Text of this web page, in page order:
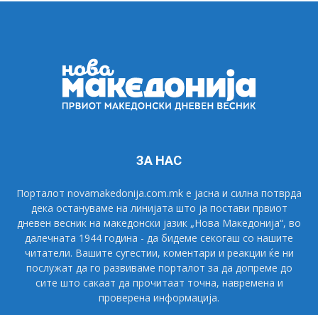
ЗА НАС
Порталот novamakedonija.com.mk е јасна и силна потврда
дека остануваме на линијата што ја постави првиот
дневен весник на македонски јазик „Нова Македонија“, во
далечната 1944 година - да бидеме секогаш со нашите
читатели. Вашите сугестии, коментари и реакции ќе ни
послужат да го развиваме порталот за да допреме до
сите што сакаат да прочитаат точна, навремена и
проверена информација.